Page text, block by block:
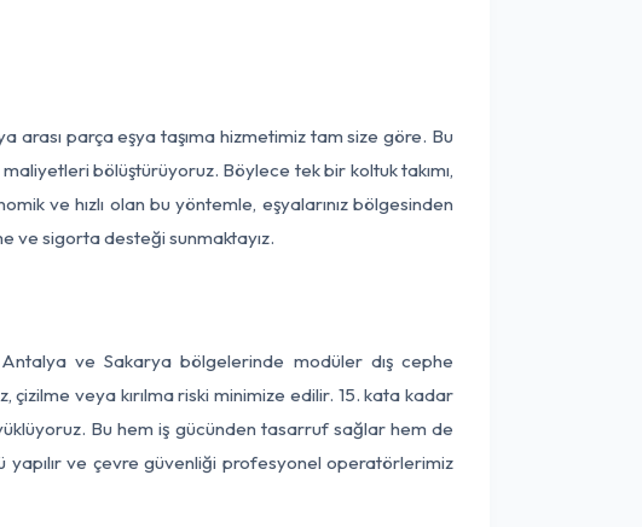
arası parça eşya taşıma hizmetimiz tam size göre. Bu
bölüştürüyoruz. Böylece tek bir koltuk takımı,
ve hızlı olan bu yöntemle, eşyalarınız bölgesinden
ve sigorta desteği sunmaktayız.
ve Sakarya bölgelerinde modüler dış cephe
veya kırılma riski minimize edilir. 15. kata kadar
Bu hem iş gücünden tasarruf sağlar hem de
yapılır ve çevre güvenliği profesyonel operatörlerimiz